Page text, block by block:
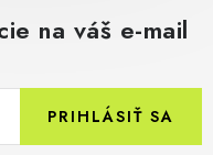
na váš e-mail
PRIHLÁSIŤ SA